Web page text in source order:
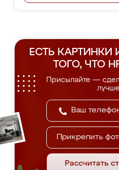
ЕСТЬ КАРТИНКИ
ТОГО, ЧТО
Присылайте —
Прикрепить
Рассчитать